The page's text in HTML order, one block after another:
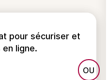
pour sécuriser et
ligne.
FranceConnect